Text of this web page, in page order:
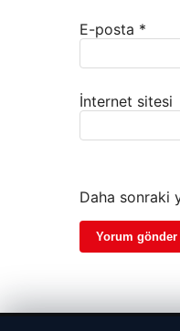
E-posta *
İnternet sitesi
Daha sonraki